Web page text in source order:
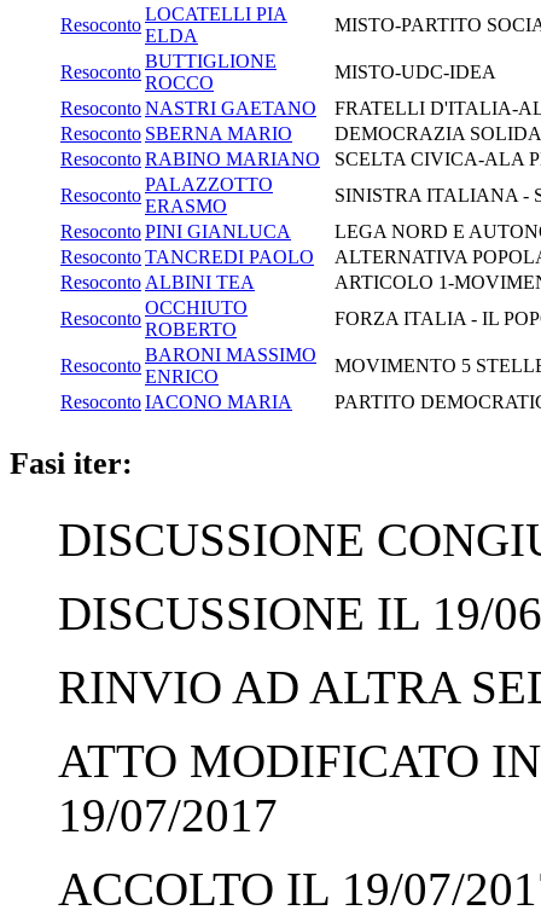
Resoconto
LOCATELLI PIA
ELDA
MISTO-PARTITO
Resoconto
BUTTIGLIONE
ROCCO
MISTO-UDC-IDEA
ResocontoNASTRI GAETANO
FRATELLI D'ITALIA-
Resoconto SBERNA MARIO
DEMOCRAZIA
ResocontoRABINO MARIANO
SCELTA CIVICA-ALA
Resoconto
PALAZZOTTO
ERASMO
SINISTRA ITALIANA -
ResocontoPINI GIANLUCA
LEGA NORD E
ResocontoTANCREDI PAOLO
ALTERNATIVA
Resoconto ALBINI TEA
ARTICOLO 1-
Resoconto
OCCHIUTO
ROBERTO
FORZA ITALIA - IL
Resoconto
BARONI MASSIMO
ENRICO
MOVIMENTO 5
ResocontoIACONO MARIA PARTITO
Fasi iter:
DISCUSSIONE
DISCUSSIONE IL 19/
RINVIO AD ALTRA
ATTO MODIFICATO
19/07/2017
ACCOLTO IL 19/07/